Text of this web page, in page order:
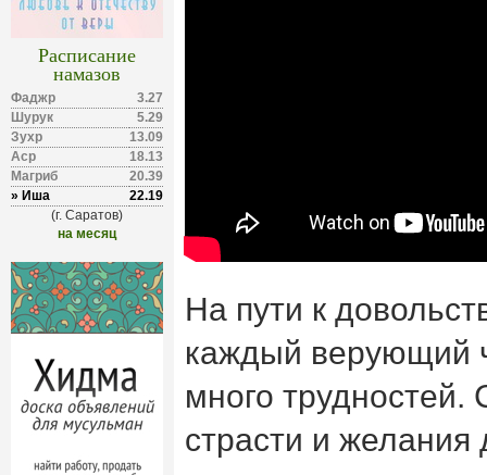
Расписание
намазов
Фаджр
3.27
Шурук
5.29
Зухр
13.09
Аср
18.13
Магриб
20.39
» Иша
22.19
(г. Саратов)
на месяц
На пути к
каждый верующий
много
страсти и